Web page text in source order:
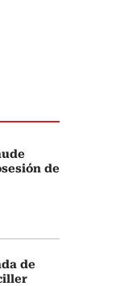
de
de